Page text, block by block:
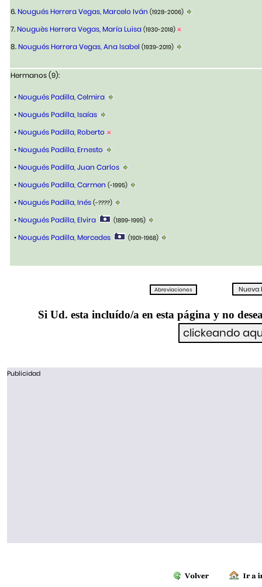
6.Nougués Herrera Vegas, Marcelo Iván (1928-2006)
7.Nouguès Herrera Vegas, María Luisa (1930-2018)
8.Nougués Herrera Vegas, Ana Isabel (1939-2019)
Hermanos (9):
•Nougués Padilla, Celmira
•Nougués Padilla, Isaías
•Nougués Padilla, Roberto
•Nougués Padilla, Ernesto
•Nougués Padilla, Juan Carlos
•Nougués Padilla, Carmen (-1995)
•Nougués Padilla, Inés (-????)
•Nougués Padilla, Elvira (1899-1995)
•Nougués Padilla, Mercedes (1901-1968)
Si Ud. esta incluído/a en esta página y no
Publicidad